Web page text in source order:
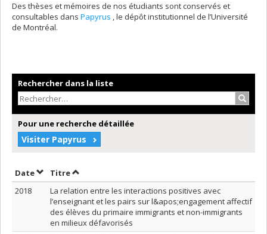
Des thèses et mémoires de nos étudiants sont conservés et
consultables dans Papyrus , le dépôt institutionnel de l’Université
de Montréal.
Rechercher dans la liste
Pour une recherche détaillée
Visiter Papyrus
DateTrier par date en ordre décroissant
TitreTrier par titre en ordre décroissant
2018
La relation entre les interactions positives avec
l’enseignant et les pairs sur l&apos;engagement affectif
des élèves du primaire immigrants et non-immigrants
en milieux défavorisés